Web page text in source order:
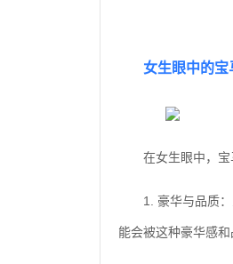
女生眼中的宝
在女生眼中，
1. 豪华与品质
能会被这种豪华感